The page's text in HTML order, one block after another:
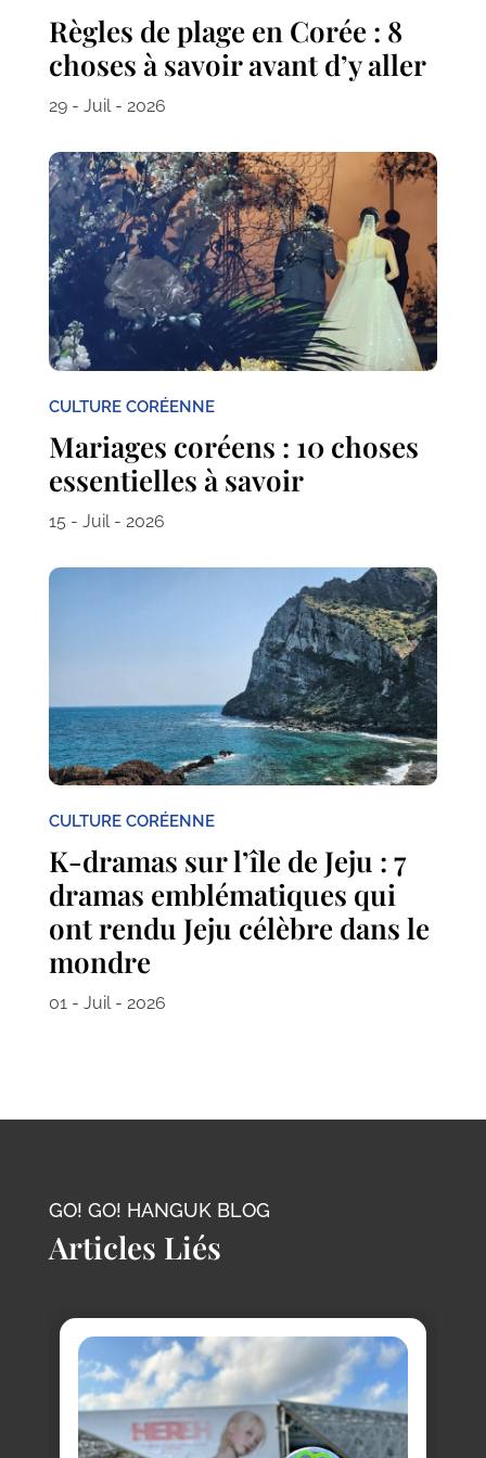
Règles de plage en Corée : 8
choses à savoir avant d’y aller
29 - Juil - 2026
CULTURE CORÉENNE
Mariages coréens : 10 choses
essentielles à savoir
15 - Juil - 2026
CULTURE CORÉENNE
K-dramas sur l’île de Jeju : 7
dramas emblématiques qui
ont rendu Jeju célèbre dans le
mondre
01 - Juil - 2026
GO! GO! HANGUK BLOG
Articles Liés